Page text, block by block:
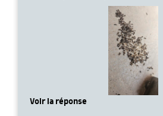
Voir la réponse